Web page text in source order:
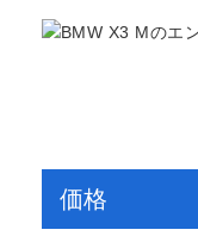
価格